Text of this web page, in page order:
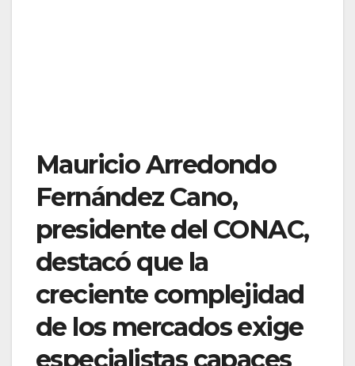
Mauricio Arredondo
Fernández Cano,
presidente del CONAC,
destacó que la
creciente complejidad
de los mercados exige
especialistas capaces